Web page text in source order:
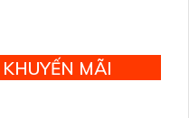
MÃI